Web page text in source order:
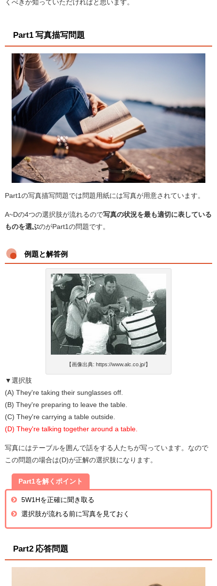
くべきか知っていただければと思います。
Part1 写真描写問題
Part1の写真描写問題では問題用紙には写真が用意されています。
A~Dの4つの選択肢が流れるので写真の状況を最も適切に表している
ものを選ぶのがPart1の問題です。
例題と解答例
【画像出典: https://www.alc.co.jp/】
▼選択肢
(A) They're taking their sunglasses off.
(B) They're preparing to leave the table.
(C) They're carrying a table outside.
(D) They're talking together around a table.
写真にはテーブルを囲んで話をする人たちが写っています。なので
この問題の場合は(D)が正解の選択肢になります。
Part1を解くポイント
5W1Hを正確に聞き取る
選択肢が流れる前に写真を見ておく
Part2 応答問題